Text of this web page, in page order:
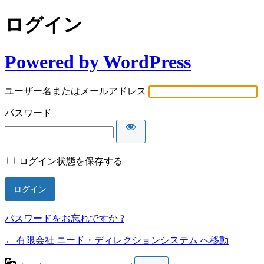
ログイン
Powered by WordPress
ユーザー名またはメールアドレス
パスワード
ログイン状態を保存する
パスワードをお忘れですか ?
← 有限会社 ニード・ディレクションシステム へ移動